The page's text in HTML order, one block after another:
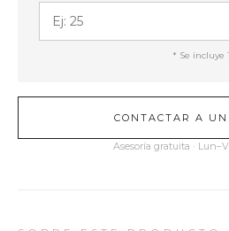
* Se incluye
CONTACTAR A UN
Asesoría gratuita ·